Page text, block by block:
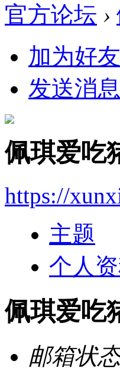
官方论坛 ›
加为好友
发送消息
佩琪爱吃
https://
主题
个人
佩琪爱吃
邮箱状态